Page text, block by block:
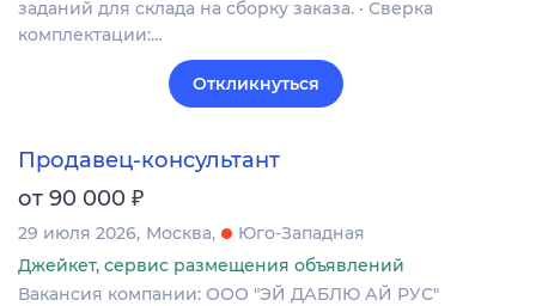
заданий для склада на сборку заказа. · Сверка
комплектации:…
Откликнуться
Продавец-консультант
от 90 000 ₽
29 июля 2026 Москва
Юго-Западная
Джейкет, сервис размещения объявлений
Вакансия компании: ООО "ЭЙ ДАБЛЮ АЙ РУС"